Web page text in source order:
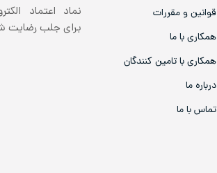
قوانین و مقررات
همکاری با ما
همکاری با تامین کنندگان
درباره ما
تماس با ما
نماد اعتماد
برای جلب